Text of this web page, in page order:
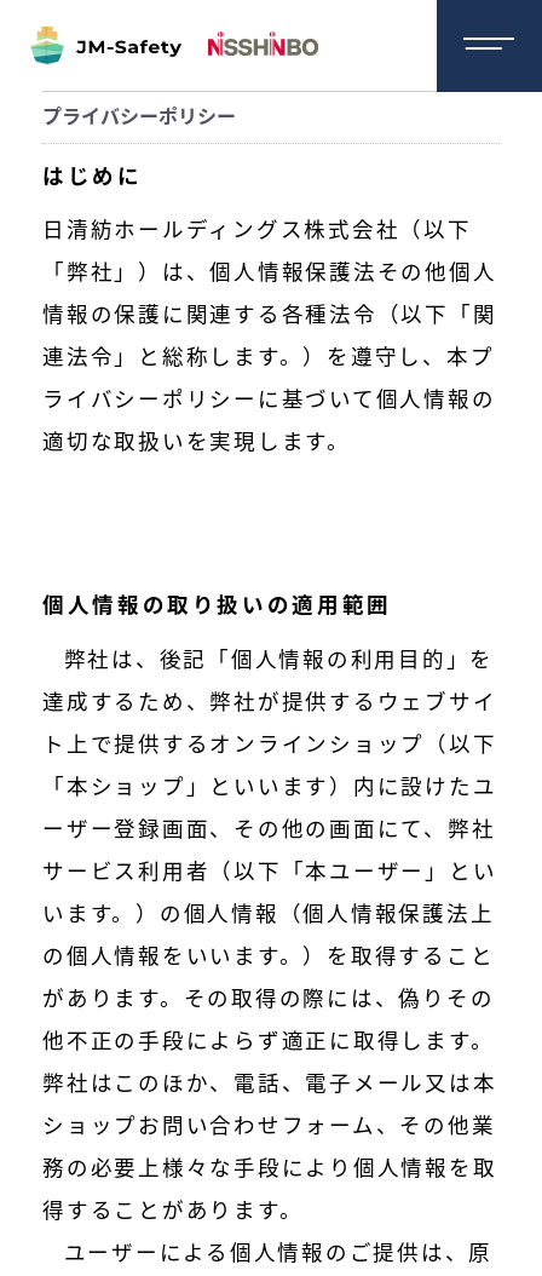
プライバシーポリシー
はじめに
日清紡ホールディングス株式会社（以下
「弊社」）は、個人情報保護法その他個人
情報の保護に関連する各種法令（以下「関
連法令」と総称します。）を遵守し、本プ
ライバシーポリシーに基づいて個人情報の
適切な取扱いを実現します。
個人情報の取り扱いの適用範囲
弊社は、後記「個人情報の利用目的」を
達成するため、弊社が提供するウェブサイ
ト上で提供するオンラインショップ（以下
「本ショップ」といいます）内に設けたユ
ーザー登録画面、その他の画面にて、弊社
サービス利用者（以下「本ユーザー」とい
います。）の個人情報（個人情報保護法上
の個人情報をいいます。）を取得すること
があります。その取得の際には、偽りその
他不正の手段によらず適正に取得します。
弊社はこのほか、電話、電子メール又は本
ショップお問い合わせフォーム、その他業
務の必要上様々な手段により個人情報を取
得することがあります。
ユーザーによる個人情報のご提供は、原